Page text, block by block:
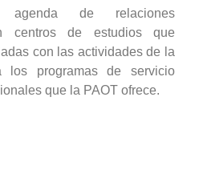
de relaciones
centros de estudios que
con las actividades de la
los programas de servicio
que la PAOT ofrece.